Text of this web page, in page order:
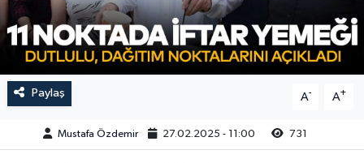
Paylaş A- A+
Mustafa Özdemir 27.02.2025 - 11:00 731
Etiketler
Yaşam
Kadın
Teknoloji
Yerel Haber